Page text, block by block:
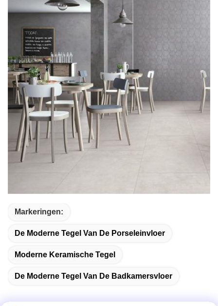
Markeringen:
De Moderne Tegel Van De Porseleinvloer
Moderne Keramische Tegel
De Moderne Tegel Van De Badkamersvloer